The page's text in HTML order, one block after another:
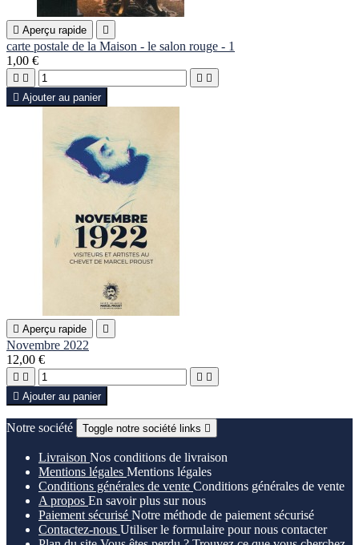
 Aperçu rapide 
carte postale de la Maison - le salon rouge - 1
1,00 €
   
 Ajouter au panier
 Aperçu rapide 
Novembre 2022
12,00 €
   
 Ajouter au panier
Notre société Toggle notre société links 
Livraison Nos conditions de livraison
Mentions légales Mentions légales
Conditions générales de vente Conditions générales de vente
A propos En savoir plus sur nous
Paiement sécurisé Notre méthode de paiement sécurisé
Contactez-nous Utiliser le formulaire pour nous contacter